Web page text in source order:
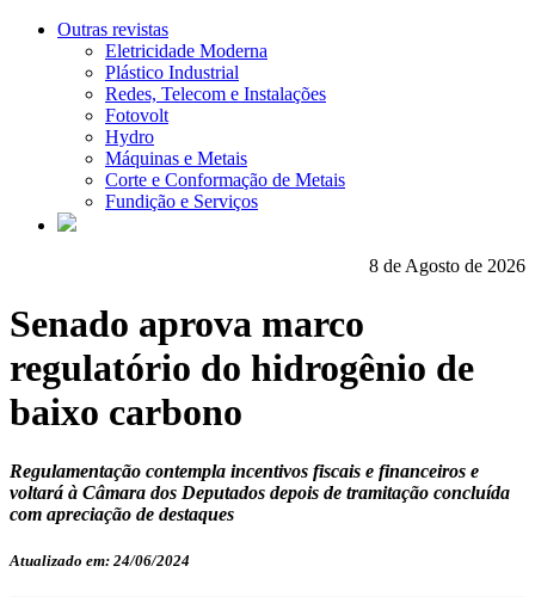
Outras revistas
Eletricidade Moderna
Plástico Industrial
Redes, Telecom e Instalações
Fotovolt
Hydro
Máquinas e Metais
Corte e Conformação de Metais
Fundição e Serviços
8 de Agosto de 2026
Senado aprova marco
regulatório do hidrogênio de
baixo carbono
Regulamentação contempla incentivos fiscais e financeiros e
voltará à Câmara dos Deputados depois de tramitação concluída
com apreciação de destaques
Atualizado em: 24/06/2024